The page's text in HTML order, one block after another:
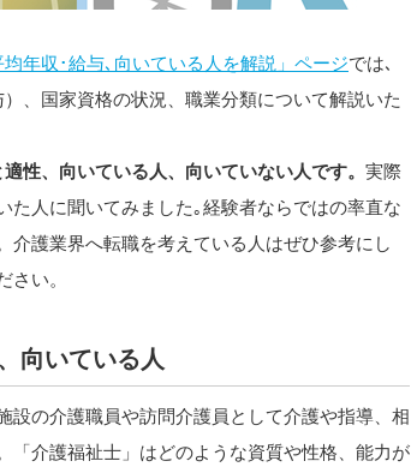
年収･給与､向いている人を解説」ページでは､
、国家資格の状況、職業分類について解説いた
性、向いている人、向いていない人です。 実際
た人に聞いてみました｡経験者ならではの率直な
護業界へ転職を考えている人はぜひ参考にし
さい。
向いている人
設の介護職員や訪問介護員として介護や指導、相
「介護福祉士」はどのような資質や性格、能力が